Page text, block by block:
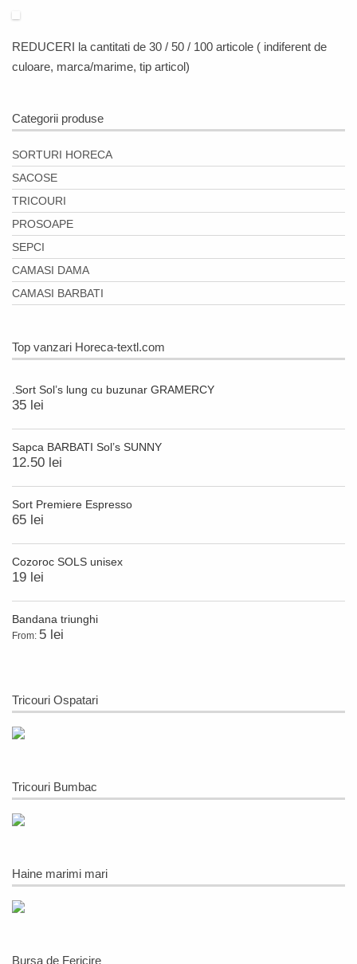
REDUCERI la cantitati de 30 / 50 / 100 articole ( indiferent de
culoare, marca/marime, tip articol)
Categorii produse
SORTURI HORECA
SACOSE
TRICOURI
PROSOAPE
SEPCI
CAMASI DAMA
CAMASI BARBATI
Top vanzari Horeca-textl.com
.Sort Sol’s lung cu buzunar GRAMERCY
35 lei
Sapca BARBATI Sol’s SUNNY
12.50 lei
Sort Premiere Espresso
65 lei
Cozoroc SOLS unisex
19 lei
Bandana triunghi
From: 5 lei
Tricouri Ospatari
Tricouri Bumbac
Haine marimi mari
Bursa de Fericire